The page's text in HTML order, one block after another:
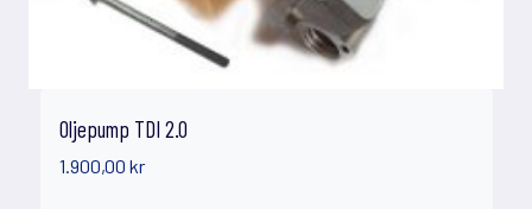
Oljepump TDI 2.0
1.900,00 kr